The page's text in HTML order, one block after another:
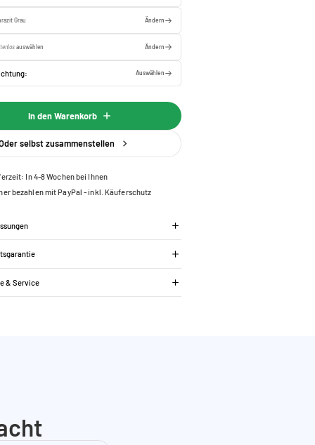
Grau Ändern
auswählen Ändern
Auswählen
In den Warenkorb
selbst zusammenstellen
In 4-8 Wochen bei Ihnen
bezahlen mit PayPal - inkl. Käuferschutz
& Service